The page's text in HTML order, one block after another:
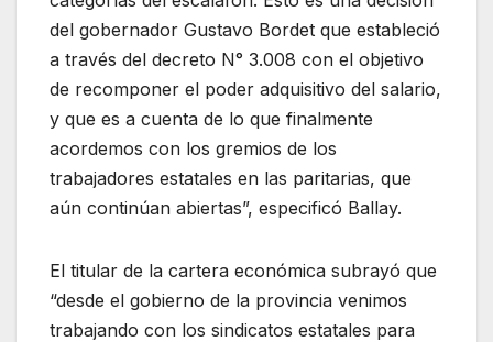
del gobernador Gustavo Bordet que estableció
a través del decreto N° 3.008 con el objetivo
de recomponer el poder adquisitivo del salario,
y que es a cuenta de lo que finalmente
acordemos con los gremios de los
trabajadores estatales en las paritarias, que
aún continúan abiertas”, especificó Ballay.
El titular de la cartera económica subrayó que
“desde el gobierno de la provincia venimos
trabajando con los sindicatos estatales para